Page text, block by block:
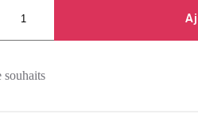
souhaits